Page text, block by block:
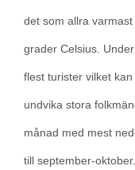
det som allra
grader Celsius.
flest turister vilket
undvika stora
månad med mest
till september-oktober.